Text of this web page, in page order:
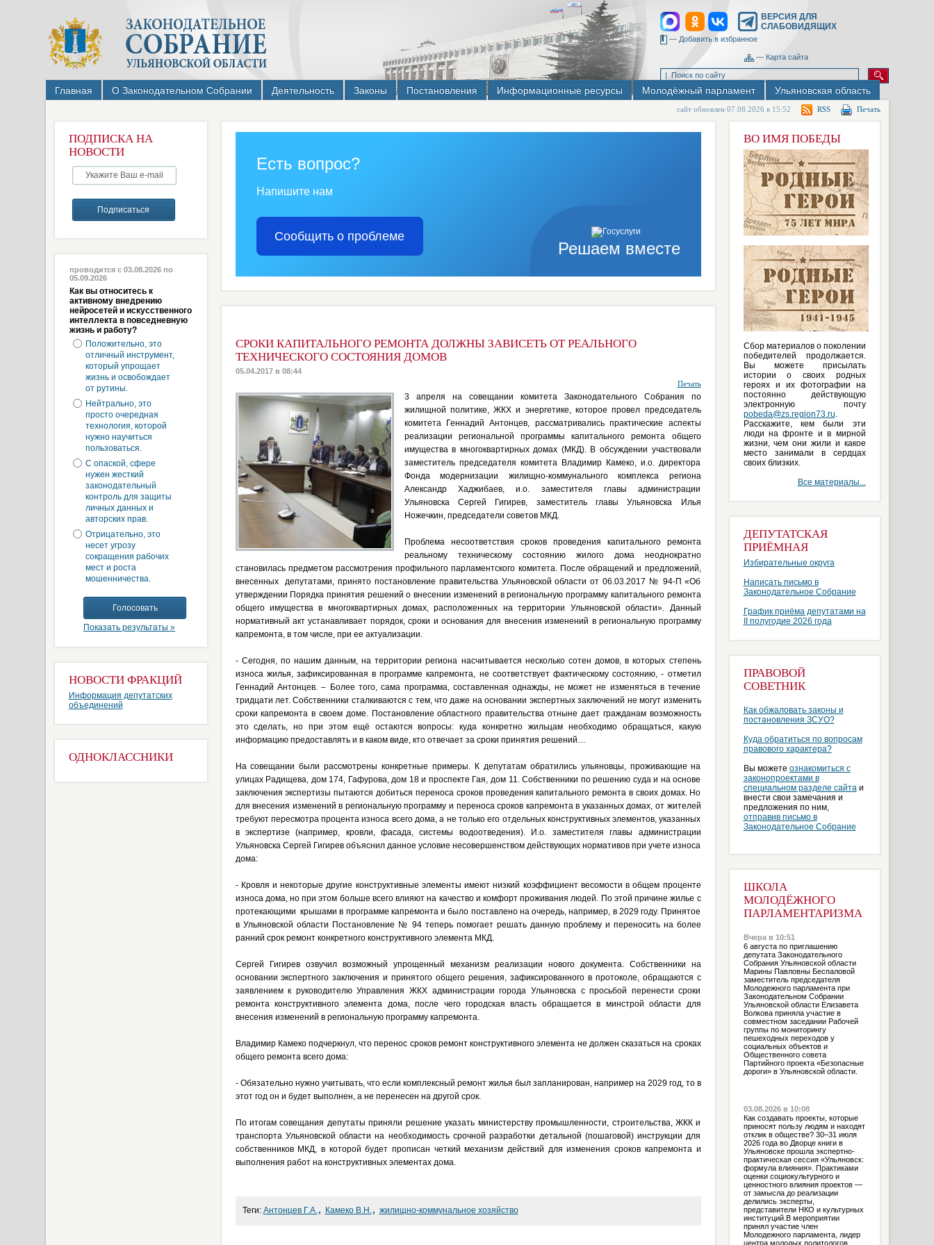
ВЕРСИЯ ДЛЯ
СЛАБОВИДЯЩИХ
— Добавить в избранное
— Карта сайта
Главная О Законодательном Собрании Деятельность Законы Постановления Информационные ресурсы Молодёжный парламент Ульяновская область
сайт обновлен 07.08.2026 в 15:52 RSS Печать
ПОДПИСКА НА
НОВОСТИ
проводится с 03.08.2026 по
05.09.2026
Как вы относитесь к
активному внедрению
нейросетей и искусственного
интеллекта в повседневную
жизнь и работу?
Положительно, это
отличный инструмент,
который упрощает
жизнь и освобождает
от рутины.
Нейтрально, это
просто очередная
технология, которой
нужно научиться
пользоваться.
С опаской, сфере
нужен жесткий
законодательный
контроль для защиты
личных данных и
авторских прав.
Отрицательно, это
несет угрозу
сокращения рабочих
мест и роста
мошенничества.
Показать результаты »
НОВОСТИ ФРАКЦИЙ
Информация депутатских
объединений
ОДНОКЛАССНИКИ
Решаем вместе
Есть вопрос?
Напишите нам
Сообщить о проблеме
СРОКИ КАПИТАЛЬНОГО РЕМОНТА ДОЛЖНЫ ЗАВИСЕТЬ ОТ РЕАЛЬНОГО
ТЕХНИЧЕСКОГО СОСТОЯНИЯ ДОМОВ
05.04.2017 в 08:44
Печать
3 апреля на совещании комитета Законодательного Собрания по
жилищной политике, ЖКХ и энергетике, которое провел председатель
комитета Геннадий Антонцев, рассматривались практические аспекты
реализации региональной программы капитального ремонта общего
имущества в многоквартирных домах (МКД). В обсуждении участвовали
заместитель председателя комитета Владимир Камеко, и.о. директора
Фонда модернизации жилищно-коммунального комплекса региона
Александр Хаджибаев, и.о. заместителя главы администрации
Ульяновска Сергей Гигирев, заместитель главы Ульяновска Илья
Ножечкин, председатели советов МКД.
Проблема несоответствия сроков проведения капитального ремонта
реальному техническому состоянию жилого дома неоднократно
становилась предметом рассмотрения профильного парламентского комитета. После обращений и предложений,
внесенных депутатами, принято постановление правительства Ульяновской области от 06.03.2017 № 94-П «Об
утверждении Порядка принятия решений о внесении изменений в региональную программу капитального ремонта
общего имущества в многоквартирных домах, расположенных на территории Ульяновской области». Данный
нормативный акт устанавливает порядок, сроки и основания для внесения изменений в региональную программу
капремонта, в том числе, при ее актуализации.
- Сегодня, по нашим данным, на территории региона насчитывается несколько сотен домов, в которых степень
износа жилья, зафиксированная в программе капремонта, не соответствует фактическому состоянию, - отметил
Геннадий Антонцев. – Более того, сама программа, составленная однажды, не может не изменяться в течение
тридцати лет. Собственники сталкиваются с тем, что даже на основании экспертных заключений не могут изменить
сроки капремонта в своем доме. Постановление областного правительства отныне дает гражданам возможность
это сделать, но при этом ещё остаются вопросы: куда конкретно жильцам необходимо обращаться, какую
информацию предоставлять и в каком виде, кто отвечает за сроки принятия решений…
На совещании были рассмотрены конкретные примеры. К депутатам обратились ульяновцы, проживающие на
улицах Радищева, дом 174, Гафурова, дом 18 и проспекте Гая, дом 11. Собственники по решению суда и на основе
заключения экспертизы пытаются добиться переноса сроков проведения капитального ремонта в своих домах. Но
для внесения изменений в региональную программу и переноса сроков капремонта в указанных домах, от жителей
требуют пересмотра процента износа всего дома, а не только его отдельных конструктивных элементов, указанных
в экспертизе (например, кровли, фасада, системы водоотведения). И.о. заместителя главы администрации
Ульяновска Сергей Гигирев объяснил данное условие несовершенством действующих нормативов при учете износа
дома:
- Кровля и некоторые другие конструктивные элементы имеют низкий коэффициент весомости в общем проценте
износа дома, но при этом больше всего влияют на качество и комфорт проживания людей. По этой причине жилье с
протекающими крышами в программе капремонта и было поставлено на очередь, например, в 2029 году. Принятое
в Ульяновской области Постановление № 94 теперь помогает решать данную проблему и переносить на более
ранний срок ремонт конкретного конструктивного элемента МКД.
Сергей Гигирев озвучил возможный упрощенный механизм реализации нового документа. Собственники на
основании экспертного заключения и принятого общего решения, зафиксированного в протоколе, обращаются с
заявлением к руководителю Управления ЖКХ администрации города Ульяновска с просьбой перенести сроки
ремонта конструктивного элемента дома, после чего городская власть обращается в минстрой области для
внесения изменений в региональную программу капремонта.
Владимир Камеко подчеркнул, что перенос сроков ремонт конструктивного элемента не должен сказаться на сроках
общего ремонта всего дома:
- Обязательно нужно учитывать, что если комплексный ремонт жилья был запланирован, например на 2029 год, то в
этот год он и будет выполнен, а не перенесен на другой срок.
По итогам совещания депутаты приняли решение указать министерству промышленности, строительства, ЖКК и
транспорта Ульяновской области на необходимость срочной разработки детальной (пошаговой) инструкции для
собственников МКД, в которой будет прописан четкий механизм действий для изменения сроков капремонта и
выполнения работ на конструктивных элементах дома.
Теги: Антонцев Г.А., Камеко В.Н., жилищно-коммунальное хозяйство
ВО ИМЯ ПОБЕДЫ
Сбор материалов о поколении
победителей продолжается.
Вы можете присылать
истории о своих родных
героях и их фотографии на
постоянно действующую
электронную почту
pobeda@zs.region73.ru.
Расскажите, кем были эти
люди на фронте и в мирной
жизни, чем они жили и какое
место занимали в сердцах
своих близких.
Все материалы...
ДЕПУТАТСКАЯ
ПРИЁМНАЯ
Избирательные округа
Написать письмо в
Законодательное Собрание
График приёма депутатами на
II полугодие 2026 года
ПРАВОВОЙ
СОВЕТНИК
Как обжаловать законы и
постановления ЗСУО?
Куда обратиться по вопросам
правового характера?
Вы можете ознакомиться с
законопроектами в
специальном разделе сайтаи
внести свои замечания и
предложения по ним,
отправив письмо в
Законодательное Собрание
ШКОЛА
МОЛОДЁЖНОГО
ПАРЛАМЕНТАРИЗМА
Вчера в 10:51
6 августа по приглашению
депутата Законодательного
Собрания Ульяновской области
Марины Павловны Беспаловой
заместитель председателя
Молодежного парламента при
Законодательном Собрании
Ульяновской области Елизавета
Волкова приняла участие в
совместном заседании Рабочей
группы по мониторингу
пешеходных переходов у
социальных объектов и
Общественного совета
Партийного проекта «Безопасные
дороги» в Ульяновской области.
03.08.2026 в 10:08
Как создавать проекты, которые
приносят пользу людям и находят
отклик в обществе? 30–31 июля
2026 года во Дворце книги в
Ульяновске прошла экспертно-
практическая сессия «Ульяновск:
формула влияния». Практиками
оценки социокультурного и
ценностного влияния проектов —
от замысла до реализации
делились эксперты,
представители НКО и культурных
институций.В мероприятии
принял участие член
Молодежного парламента, лидер
центра молодых политологов